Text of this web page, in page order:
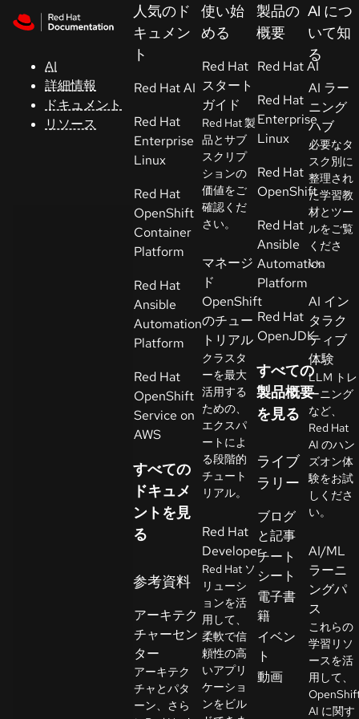
AI
詳細情報
ドキュメント
リソース
ト
コ
ン
ソ
ー
開
者
ト
ラ
イ
ア
ル
の
始
お
問
合
わ
言
語
の
選
択
人気のド
キュメン
ト
Red Hat AI
Red Hat
Enterprise
Linux
Red Hat
OpenShift
Container
Platform
Red Hat
Ansible
Automation
Platform
Red Hat
OpenShift
Service on
AWS
すべての
ドキュメ
ントを見
る
参考資料
アーキテク
チャーセン
ター
アーキテク
チャとパタ
ーン、さら
使い始
める
Red Hat
スタート
ガイド
Red Hat 製
品とサブ
スクリプ
ションの
価値をご
確認くだ
さい。
マネージ
ド
OpenShift
のチュー
トリアル
クラスタ
ーを最大
活用する
ための、
エクスパ
ートによ
る段階的
チュート
リアル。
Red Hat
Developer
Red Hat ソ
リューシ
ョンを活
用して、
柔軟で信
頼性の高
いアプリ
ケーショ
ンをビル
製品の
概要
Red Hat AI
Red Hat
Enterprise
Linux
Red Hat
OpenShift
Red Hat
Ansible
Automation
Platform
Red Hat
OpenJDK
すべての
製品概要
を見る
ライブ
ラリー
ブログ
と記事
チート
シート
電子書
籍
イベン
ト
動画
AI につ
いて知
る
AI ラー
ニング
ハブ
必要なタ
スク別に
整理され
た学習教
材とツー
ルをご覧
くださ
い。
AI イン
タラク
ティブ
体験
LLM トレ
ーニング
など、
Red Hat
AI のハン
ズオン体
験をお試
しくださ
い。
AI/ML
ラーニ
ングパ
ス
これらの
学習リソ
ースを活
用して、
AI に関す